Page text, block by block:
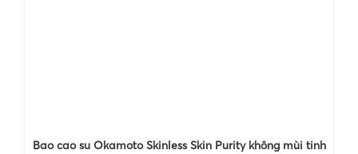
Bao cao su Okamoto Skinless Skin Purity không mùi tinh